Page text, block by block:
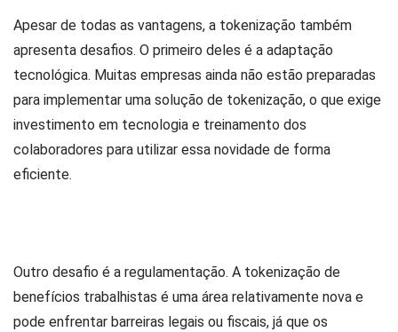
Apesar de todas as vantagens, a tokenização também
apresenta desafios. O primeiro deles é a adaptação
tecnológica. Muitas empresas ainda não estão preparadas
para implementar uma solução de tokenização, o que exige
investimento em tecnologia e treinamento dos
colaboradores para utilizar essa novidade de forma
eficiente.
Outro desafio é a regulamentação. A tokenização de
benefícios trabalhistas é uma área relativamente nova e
pode enfrentar barreiras legais ou fiscais, já que os